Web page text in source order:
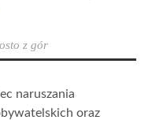
z gór
naruszania
oraz